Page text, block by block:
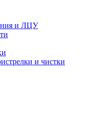
и ЛЦУ
и чистки